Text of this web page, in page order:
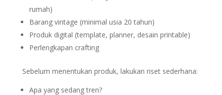
rumah)
Barang vintage (minimal usia 20 tahun)
Produk digital (template, planner, desain printable)
Perlengkapan crafting
Sebelum menentukan produk, lakukan riset sederhana:
Apa yang sedang tren?